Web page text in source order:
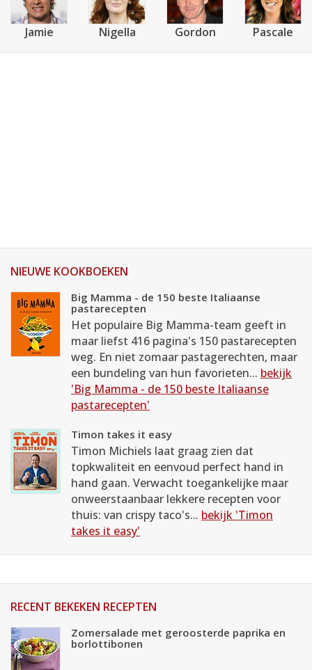
Jamie Nigella Gordon Pascale
NIEUWE KOOKBOEKEN
Big Mamma - de 150 beste Italiaanse
pastarecepten
Het populaire Big Mamma-team geeft in
maar liefst 416 pagina's 150 pastarecepten
weg. En niet zomaar pastagerechten, maar
een bundeling van hun favorieten... bekijk
'Big Mamma - de 150 beste Italiaanse
pastarecepten'
Timon takes it easy
Timon Michiels laat graag zien dat
topkwaliteit en eenvoud perfect hand in
hand gaan. Verwacht toegankelijke maar
onweerstaanbaar lekkere recepten voor
thuis: van crispy taco's... bekijk 'Timon
takes it easy'
RECENT BEKEKEN RECEPTEN
Zomersalade met geroosterde paprika en
borlottibonen